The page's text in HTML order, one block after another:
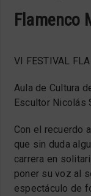
Flamenco
VI FESTIVAL
Aula de Cultura
Escultor Nicolás
Con el recuerdo
que sin duda
carrera en
poner su voz al
espectáculo de